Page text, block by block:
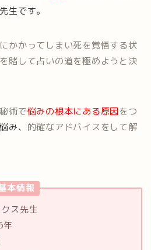
生です。
かかってしまい死を覚悟する状
賭して占いの道を極めようと決
術で悩みの根本にある原因をつ
み、 的確なアドバイスをして解
本情報
ス先生
年